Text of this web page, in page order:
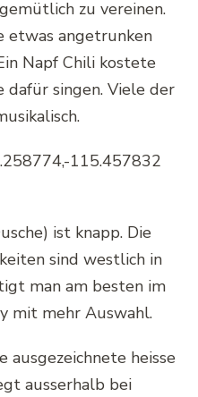
zu vereinen.
etwas angetrunken
Napf Chili kostete
dafür singen. Viele der
115.457832
ist knapp. Die
sind westlich in
man am besten im
mit mehr Auswahl.
heisse
ausserhalb bei